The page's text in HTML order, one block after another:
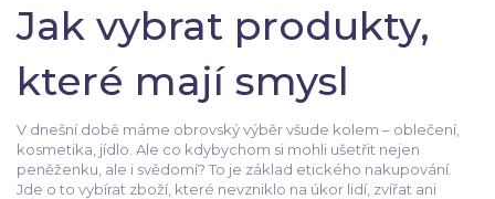
Jak vybrat produkty,
které mají smysl
V dnešní době máme obrovský výběr všude kolem – oblečení,
kosmetika, jídlo. Ale co kdybychom si mohli ušetřit nejen
peněženku, ale i svědomí? To je základ etického nakupování.
Jde o to vybírat zboží, které nevzniklo na úkor lidí, zvířat ani